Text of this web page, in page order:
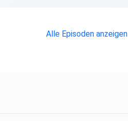
Alle Episoden anzeigen